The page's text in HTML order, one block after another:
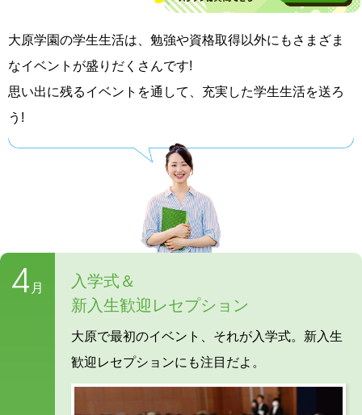
大原学園の学生生活は、勉強や資格取得以外にもさまざま
なイベントが盛りだくさんです!
思い出に残るイベントを通して、充実した学生生活を送ろ
う!
4 月
入学式＆
新入生歓迎レセプション
大原で最初のイベント、それが入学式。新入生
歓迎レセプションにも注目だよ。